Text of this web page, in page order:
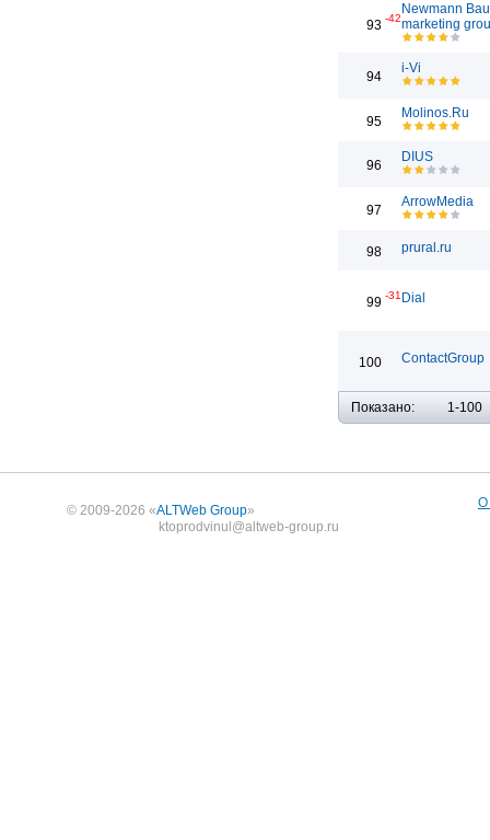
93 -42
Newmann
marketing
94
i-Vi
95
Molinos.Ru
96
DIUS
97
ArrowMedia
98 prural.ru
99 -31 Dial
100 ContactGroup
Показано: 1-100
© 2009-2026 «ALTWeb Group»
ktoprodvinul@altweb-group.ru
О